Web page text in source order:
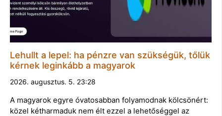
Lehullt a lepel: ha pénzre van szükségük, tőlük
kérnek leginkább a magyarok
2026. augusztus. 5. 23:28
A magyarok egyre óvatosabban folyamodnak kölcsönért:
közel kétharmaduk nem élt ezzel a lehetőséggel az